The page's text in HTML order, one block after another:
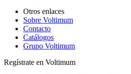
Otros enlaces
Sobre Voltimum
Contacto
Catálogos
Grupo Voltimum
Regístrate en Voltimum